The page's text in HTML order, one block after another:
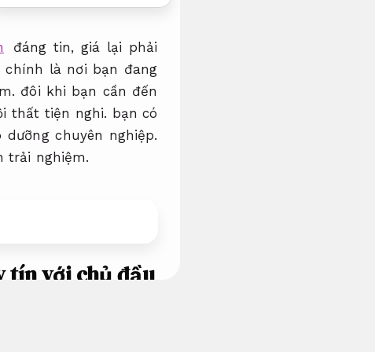
đáng tin, giá lại phải
là nơi bạn đang
đôi khi bạn cần đến
thất tiện nghi. bạn có
dưỡng chuyên nghiệp.
trải nghiệm.
tín với chủ đầu